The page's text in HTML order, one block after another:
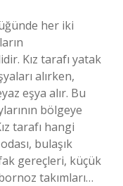
her iki
Kız tarafı yatak
alırken,
eşya alır. Bu
bölgeye
tarafı hangi
bulaşık
gereçleri, küçük
takımları…